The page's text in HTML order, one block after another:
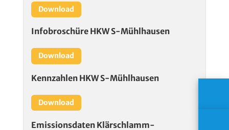
Download
Infobroschüre HKWS-Mühlhausen
Download
Kennzahlen HKWS-Mühlhausen
Download
Emissionsdaten Klärschlamm­